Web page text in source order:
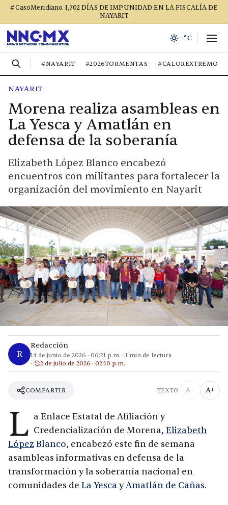
#CasoMeridiano. 1,702 DÍAS DE IMPUNIDAD EN LA FISCALÍA DE
NAYARIT
--°C
#NAYARIT #2026TORMENTAS #CALOREXTREMO
NAYARIT
Morena realiza asambleas en
La Yesca y Amatlán en
defensa de la soberanía
Elizabeth López Blanco encabezó
encuentros con militantes para fortalecer la
organización del movimiento en Nayarit
R
Redacción
14 de junio de 2026 · 06:21 p.m. · 1 min de lectura
2 de julio de 2026 · 02:10 p.m.
COMPARTIR TEXTO A− A+
L a Enlace Estatal de Afiliación y
Credencialización de Morena, Elizabeth
López Blanco, encabezó este fin de semana
asambleas informativas en defensa de la
transformación y la soberanía nacional en
comunidades de La Yesca yAmatlán de Cañas.